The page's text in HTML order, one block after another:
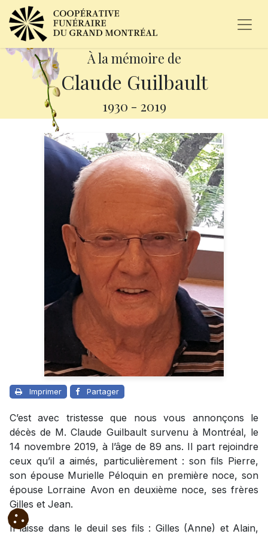
À la mémoire de
Claude Guilbault
1930 - 2019
Imprimer Partager
C’est avec tristesse que nous vous annonçons le
décès de M. Claude Guilbault survenu à Montréal, le
14 novembre 2019, à l’âge de 89 ans. Il part rejoindre
ceux qu’il a aimés, particulièrement : son fils Pierre,
son épouse Murielle Péloquin en première noce, son
épouse Lorraine Avon en deuxième noce, ses frères
Gilles et Jean.
Il laisse dans le deuil ses fils : Gilles (Anne) et Alain,